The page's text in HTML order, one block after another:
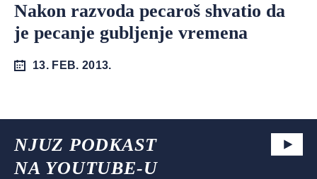
Nakon razvoda pecaroš shvatio da
je pecanje gubljenje vremena
13. FEB. 2013.
NJUZ PODKAST
NA YOUTUBE-U